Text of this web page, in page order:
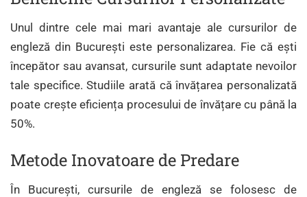
Unul dintre cele mai mari avantaje ale cursurilor de
engleză din București este personalizarea. Fie că ești
începător sau avansat, cursurile sunt adaptate nevoilor
tale specifice. Studiile arată că învățarea personalizată
poate crește eficiența procesului de învățare cu până la
50%.
Metode Inovatoare de Predare
În București, cursurile de engleză se folosesc de